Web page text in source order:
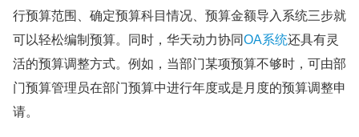
行预算范围、确定预算科目情况、预算金额导入系统三步就
可以轻松编制预算。同时，华天动力协同OA系统还具有灵
活的预算调整方式。例如，当部门某项预算不够时，可由部
门预算管理员在部门预算中进行年度或是月度的预算调整申
请。